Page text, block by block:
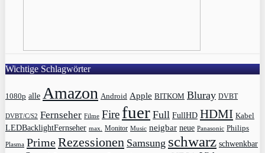
Wichtige Schlagwörter
1080p alle Amazon Android Apple BITKOM Bluray DVBT
DVBT/C/S2 Fernseher Filme Fire fuer Full FullHD HDMI Kabel
LEDBacklightFernseher max. Monitor Music neigbar neue Panasonic Philips
Plasma PrimeRezessionen Samsung schwarz schwenkbar